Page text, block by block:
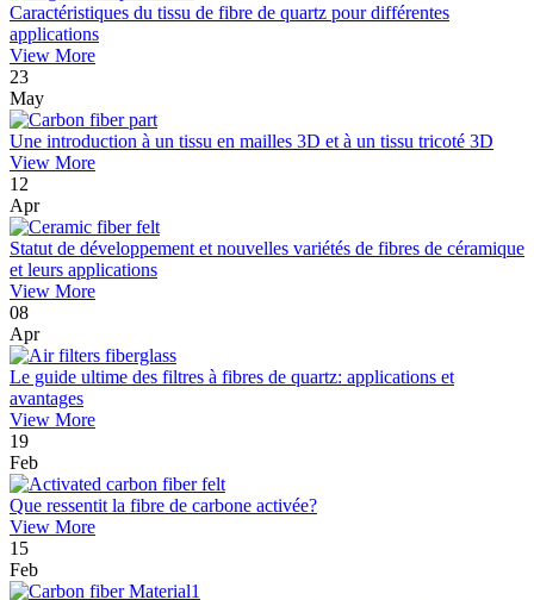
Caractéristiques du tissu de fibre de quartz pour différentes
applications
View More
23
May
Une introduction à un tissu en mailles 3D et à un tissu tricoté 3D
View More
12
Apr
Statut de développement et nouvelles variétés de fibres de céramique
et leurs applications
View More
08
Apr
Le guide ultime des filtres à fibres de quartz: applications et
avantages
View More
19
Feb
Que ressentit la fibre de carbone activée?
View More
15
Feb